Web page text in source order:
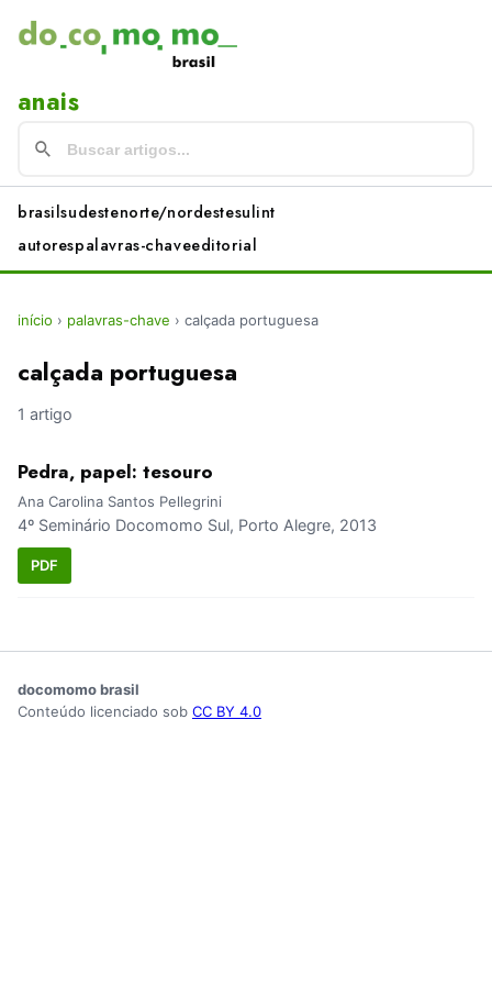
anais
brasilsudestenorte/nordestesulint
autorespalavras-chaveeditorial
início › palavras-chave › calçada portuguesa
calçada portuguesa
1 artigo
Pedra, papel: tesouro
Ana Carolina Santos Pellegrini
4º Seminário Docomomo Sul, Porto Alegre, 2013
PDF
docomomo brasil
Conteúdo licenciado sob CC BY 4.0